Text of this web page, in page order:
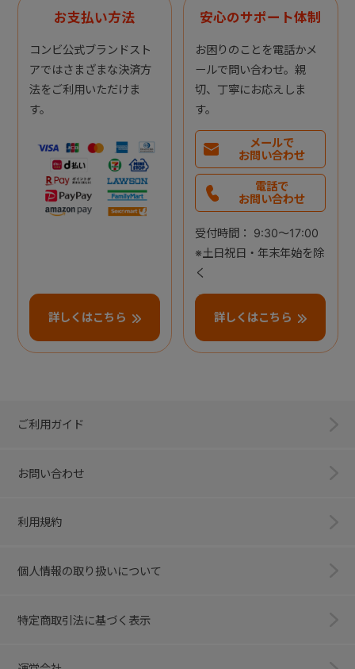
お支払い方法
コンビ公式ブランドスト
アではさまざまな決済方
法をご利用いただけま
す。
詳しくはこちら
安心のサポート体制
お困りのことを電話かメ
ールで問い合わせ。親
切、丁寧にお応えしま
す。
メールで
お問い合わせ
電話で
お問い合わせ
受付時間： 9:30～17:00
※土日祝日・年末年始を除
く
詳しくはこちら
ご利用ガイド
お問い合わせ
利用規約
個人情報の取り扱いについて
特定商取引法に基づく表示